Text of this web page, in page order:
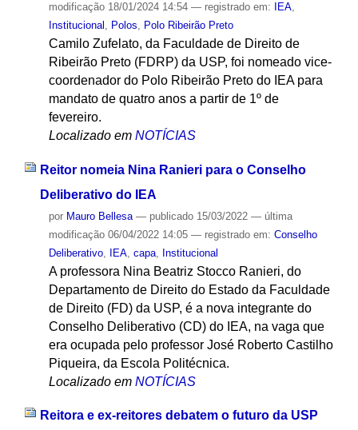
modificação18/01/2024 14:54 — registrado em: IEA,
Institucional , Polos, Polo Ribeirão Preto
Camilo Zufelato, da Faculdade de Direito de
Ribeirão Preto (FDRP) da USP, foi nomeado vice-
coordenador do Polo Ribeirão Preto do IEA para
mandato de quatro anos a partir de 1º de
fevereiro.
Localizado em NOTÍCIAS
Reitor nomeia Nina Ranieri para o Conselho
Deliberativo do IEA
por Mauro Bellesa — publicado15/03/2022 — última
modificação06/04/2022 14:05 — registrado em: Conselho
Deliberativo, IEA, capa, Institucional
A professora Nina Beatriz Stocco Ranieri, do
Departamento de Direito do Estado da Faculdade
de Direito (FD) da USP, é a nova integrante do
Conselho Deliberativo (CD) do IEA, na vaga que
era ocupada pelo professor José Roberto Castilho
Piqueira, da Escola Politécnica.
Localizado em NOTÍCIAS
Reitora e ex-reitores debatem o futuro da USP